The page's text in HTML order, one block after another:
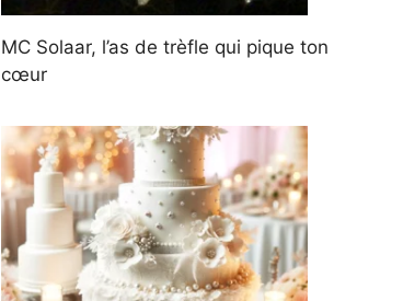
MC Solaar, l’as de trèfle qui pique ton
cœur